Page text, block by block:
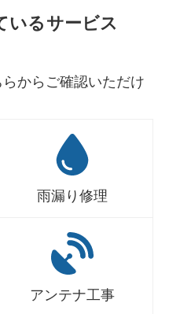
いるサービス
からご確認いただけ
雨漏り修理
アンテナ工事